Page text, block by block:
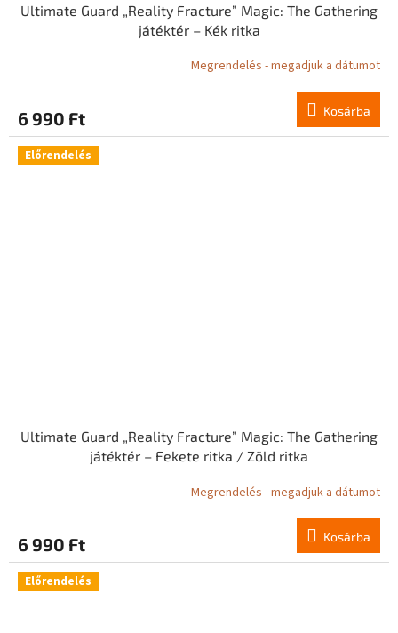
Ultimate Guard „Reality Fracture” Magic: The Gathering
játéktér – Kék ritka
Megrendelés - megadjuk a dátumot
6 990 Ft Kosárba
Előrendelés
Ultimate Guard „Reality Fracture” Magic: The Gathering
játéktér – Fekete ritka / Zöld ritka
Megrendelés - megadjuk a dátumot
6 990 Ft Kosárba
Előrendelés